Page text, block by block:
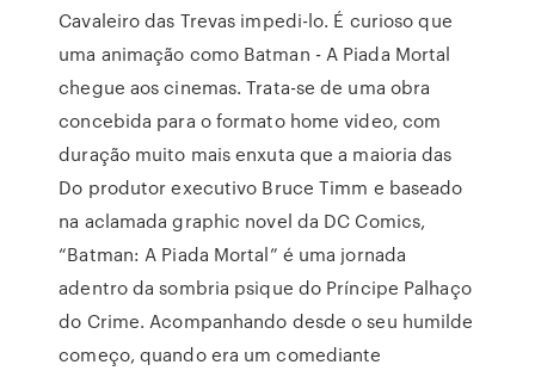
Cavaleiro das Trevas impedi-lo. É curioso que
uma animação como Batman - A Piada Mortal
chegue aos cinemas. Trata-se de uma obra
concebida para o formato home video, com
duração muito mais enxuta que a maioria das
Do produtor executivo Bruce Timm e baseado
na aclamada graphic novel da DC Comics,
“Batman: A Piada Mortal” é uma jornada
adentro da sombria psique do Príncipe Palhaço
do Crime. Acompanhando desde o seu humilde
começo, quando era um comediante